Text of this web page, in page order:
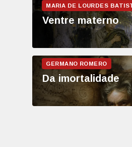
Ventre materno
Da imortalidade